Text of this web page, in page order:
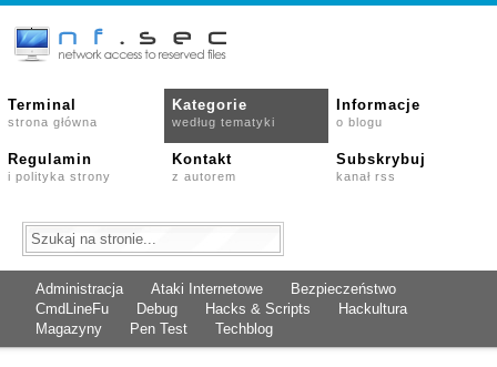
Terminal
strona główna
Kategorie
według tematyki
Informacje
o blogu
Regulamin
i polityka strony
Kontakt
z autorem
Subskrybuj
kanał rss
Administracja Ataki Internetowe
Bezpieczeństwo
CmdLineFu
Debug Hacks & Scripts
Hackultura
Magazyny
Pen Test Techblog